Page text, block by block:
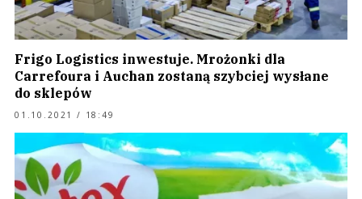
Frigo Logistics inwestuje. Mrożonki dla
Carrefoura i Auchan zostaną szybciej wysłane
do sklepów
01.10.2021 / 18:49